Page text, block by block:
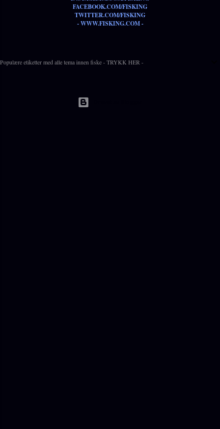
FACEBOOK.COM/FISKING
TWITTER.COM/FISKING
- WWW.FISKING.COM -
Populære etiketter med alle tema innen fiske - TRYKK HER -